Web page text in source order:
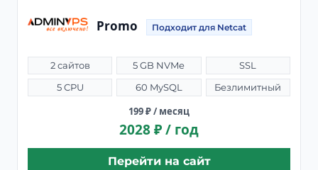
Promo Подходит для Netcat
2 сайтов 5 GB NVMe
SSL
5 CPU
60 MySQL Безлимитный
199 ₽ / месяц
2028 ₽ / год
Перейти на сайт